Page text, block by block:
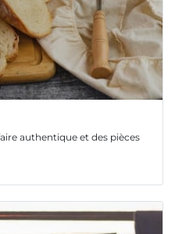
authentique et des pièces